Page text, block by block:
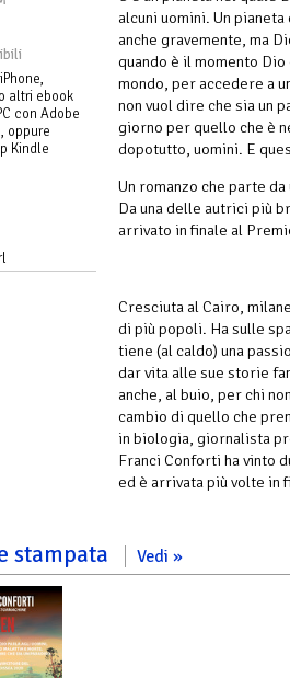
altri ebook
con Adobe
oppure
Kindle
alcuni uomini. Un
anche gravemente, ma
quando è il momento
mondo, per accedere a
non vuol dire che sia un
giorno per quello che è
dopotutto, uomini. E
Un romanzo che parte
Da una delle autrici più
arrivato in finale al
Cresciuta al Cairo,
di più popoli. Ha sulle
tiene (al caldo) una
dar vita alle sue storie
anche, al buio, per chi
cambio di quello che
in biologia, giornalista
Franci Conforti ha vinto
ed è arrivata più volte in
stampata Vedi